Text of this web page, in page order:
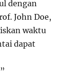
dengan
John Doe,
waktu
dapat